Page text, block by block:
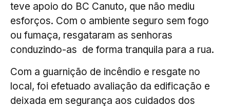
teve apoio do BC Canuto, que não mediu
esforços. Com o ambiente seguro sem fogo
ou fumaça, resgataram as senhoras
conduzindo-as de forma tranquila para a rua.
Com a guarnição de incêndio e resgate no
local, foi efetuado avaliação da edificação e
deixada em segurança aos cuidados dos